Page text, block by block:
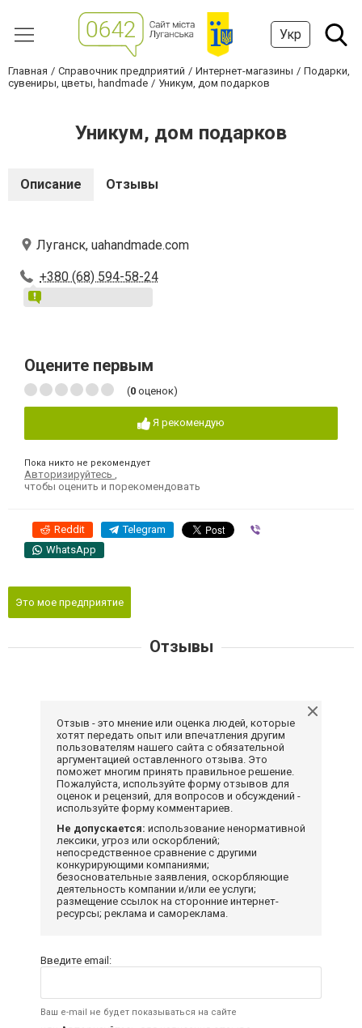
Укр
Главная Справочник предприятий Интернет-магазины
Подарки,
сувениры, цветы, handmade
Уникум, дом подарков
Уникум, дом подарков
Описание Отзывы
Луганск, uahandmade.com
+380 (68) 594-58-24
Оцените первым
(0 оценок)
Я рекомендую
Пока никто не рекомендует
Авторизируйтесь
чтобы оценить и порекомендовать
Reddit Telegram
WhatsApp
Это мое предприятие
Отзывы
Отзыв - это мнение или оценка людей, которые
хотят передать опыт или впечатления другим
пользователям нашего сайта с обязательной
аргументацией оставленного отзыва. Это
поможет многим принять правильное решение.
Пожалуйста, используйте форму отзывов для
оценок и рецензий, для вопросов и обсуждений -
используйте форму комментариев.
Не допускается: использование ненормативной
лексики, угроз или оскорблений;
непосредственное сравнение с другими
конкурирующими компаниями;
безосновательные заявления, оскорбляющие
деятельность компании и/или ее услуги;
размещение ссылок на сторонние интернет-
ресурсы; реклама и самореклама.
Введите email:
Ваш e-mail не будет показываться на сайте